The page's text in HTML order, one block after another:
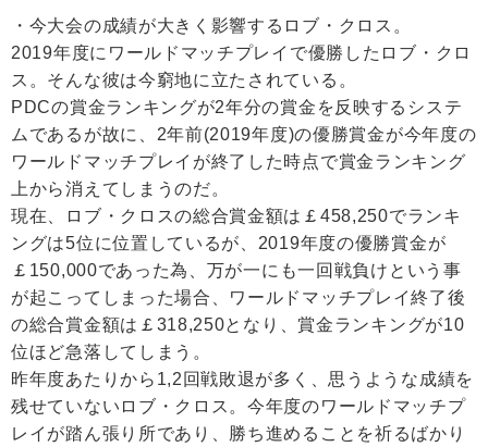
・今大会の成績が大きく影響するロブ・クロス。
2019年度にワールドマッチプレイで優勝したロブ・クロ
ス。そんな彼は今窮地に立たされている。
PDCの賞金ランキングが2年分の賞金を反映するシステ
ムであるが故に、2年前(2019年度)の優勝賞金が今年度の
ワールドマッチプレイが終了した時点で賞金ランキング
上から消えてしまうのだ。
現在、ロブ・クロスの総合賞金額は￡458,250でランキ
ングは5位に位置しているが、2019年度の優勝賞金が
￡150,000であった為、万が一にも一回戦負けという事
が起こってしまった場合、ワールドマッチプレイ終了後
の総合賞金額は￡318,250となり、賞金ランキングが10
位ほど急落してしまう。
昨年度あたりから1,2回戦敗退が多く、思うような成績を
残せていないロブ・クロス。今年度のワールドマッチプ
レイが踏ん張り所であり、勝ち進めることを祈るばかり